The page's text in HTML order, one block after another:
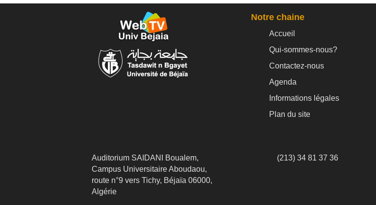
Notre chaine
Accueil
Qui-sommes-nous?
Contactez-nous
Agenda
Informations légales
Plan du site
Auditorium SAIDANI Boualem,
Campus Universitaire Aboudaou,
route n°9 vers Tichy, Béjaïa 06000,
Algérie
(213) 34 81 37 36